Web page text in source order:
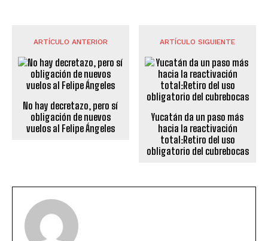
ARTÍCULO ANTERIOR
No hay decretazo, pero sí
obligación de nuevos
vuelos al Felipe Ángeles
ARTÍCULO SIGUIENTE
Yucatán da un paso más
hacia la reactivación
total:Retiro del uso
obligatorio del cubrebocas